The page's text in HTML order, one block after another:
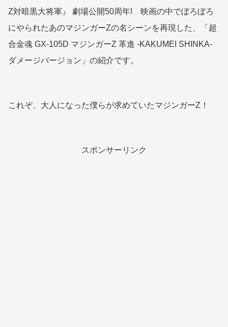
Z対暗黒大将軍』 劇場公開50周年! 映画の中でぼろぼろ
にやられたあのマジンガーZの名シーンを再現した、「超
合金魂 GX-105D マジンガーZ 革進 -KAKUMEI SHINKA-
ダメージバージョン」の紹介です。
これぞ、大人になった僕らが求めていたマジンガーZ！
スポンサーリンク